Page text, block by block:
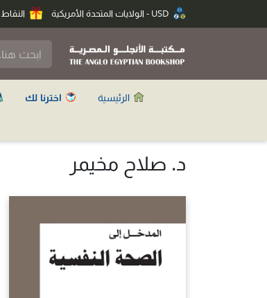
النقاط
الرئيسية اخترنا لك
د. صلاح مخيمر